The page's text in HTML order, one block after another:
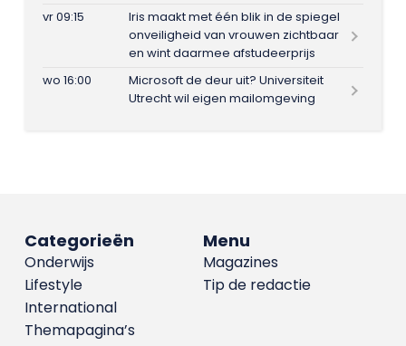
vr 09:15
Iris maakt met één blik in de spiegel
onveiligheid van vrouwen zichtbaar
en wint daarmee afstudeerprijs
wo 16:00
Microsoft de deur uit? Universiteit
Utrecht wil eigen mailomgeving
Menu
Magazines
Tip de redactie
Categorieën
Onderwijs
Lifestyle
International
Themapagina’s